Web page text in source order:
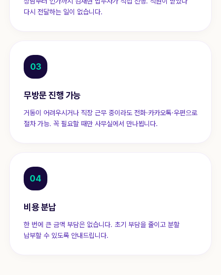
다시 전달하는 일이 없습니다.
03
무방문 진행 가능
거동이 어려우시거나 직장 근무 중이라도 전화·카카오톡·우편으로
절차 가능. 꼭 필요할 때만 사무실에서 만나뵙니다.
04
비용 분납
한 번에 큰 금액 부담은 없습니다. 초기 부담을 줄이고 분할
납부할 수 있도록 안내드립니다.